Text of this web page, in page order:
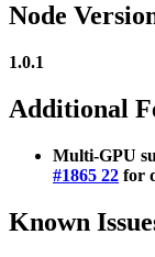
Node
1.0.1
Additional
Multi-GPU
#1865 22 for
Known